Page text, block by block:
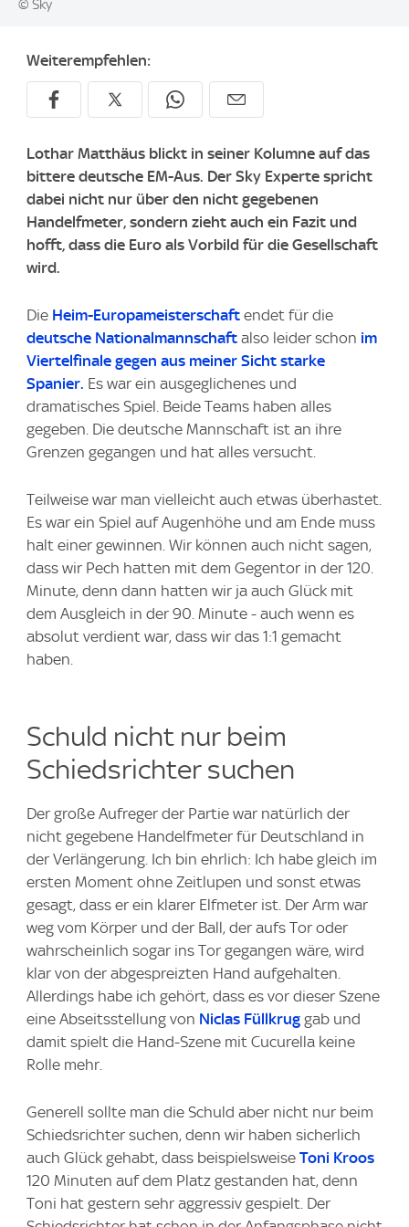
© Sky
Weiterempfehlen:
Lothar Matthäus blickt in seiner Kolumne auf das
bittere deutsche EM-Aus. Der Sky Experte spricht
dabei nicht nur über den nicht gegebenen
Handelfmeter, sondern zieht auch ein Fazit und
hofft, dass die Euro als Vorbild für die Gesellschaft
wird.
Die Heim-Europameisterschaft endet für die
deutsche Nationalmannschaft also leider schon im
Viertelfinale gegen aus meiner Sicht starke
Spanier. Es war ein ausgeglichenes und
dramatisches Spiel. Beide Teams haben alles
gegeben. Die deutsche Mannschaft ist an ihre
Grenzen gegangen und hat alles versucht.
Teilweise war man vielleicht auch etwas überhastet.
Es war ein Spiel auf Augenhöhe und am Ende muss
halt einer gewinnen. Wir können auch nicht sagen,
dass wir Pech hatten mit dem Gegentor in der 120.
Minute, denn dann hatten wir ja auch Glück mit
dem Ausgleich in der 90. Minute - auch wenn es
absolut verdient war, dass wir das 1:1 gemacht
haben.
Schuld nicht nur beim
Schiedsrichter suchen
Der große Aufreger der Partie war natürlich der
nicht gegebene Handelfmeter für Deutschland in
der Verlängerung. Ich bin ehrlich: Ich habe gleich im
ersten Moment ohne Zeitlupen und sonst etwas
gesagt, dass er ein klarer Elfmeter ist. Der Arm war
weg vom Körper und der Ball, der aufs Tor oder
wahrscheinlich sogar ins Tor gegangen wäre, wird
klar von der abgespreizten Hand aufgehalten.
Allerdings habe ich gehört, dass es vor dieser Szene
eine Abseitsstellung von Niclas Füllkrug gab und
damit spielt die Hand-Szene mit Cucurella keine
Rolle mehr.
Generell sollte man die Schuld aber nicht nur beim
Schiedsrichter suchen, denn wir haben sicherlich
auch Glück gehabt, dass beispielsweise Toni Kroos
120 Minuten auf dem Platz gestanden hat, denn
Toni hat gestern sehr aggressiv gespielt. Der